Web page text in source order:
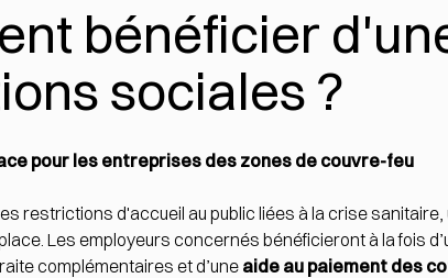
bénéficier
sociales ?
pour les entreprises des zones de couvre-feu
restrictions d'accueil au public liées à la crise sanitaire,
Les employeurs concernés bénéficieront à la fois
complémentaires et d’une aide au paiement des